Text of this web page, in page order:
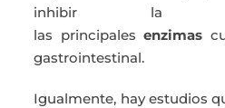
inhibir la
las principalesenzimas
gastrointestinal.
Igualmente, hay estudios